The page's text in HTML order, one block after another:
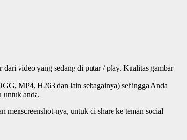
video yang sedang di putar / play. Kualitas gambar
MP4, H263 dan lain sebagainya) sehingga Anda
untuk anda.
menscreenshot-nya, untuk di share ke teman social